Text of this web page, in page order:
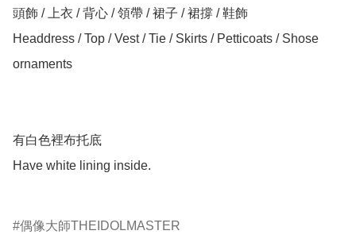
頭飾 / 上衣 / 背心 / 領帶 / 裙子 / 裙撐 / 鞋飾
Headdress / Top / Vest / Tie / Skirts / Petticoats / Shose
ornaments
有白色裡布托底
Have white lining inside.
偶像大師THEIDOLMASTER